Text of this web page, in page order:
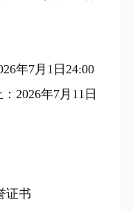
年7月1日24:00
2026年7月11日
证书